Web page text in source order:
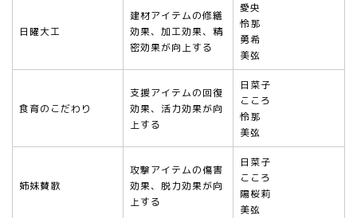
日曜大工
建材アイテムの修繕
効果、加工効果、精
密効果が向上する
愛央
怜那
勇希
美弦
食育のこだわり
支援アイテムの回復
効果、活力効果が向
上する
日菜子
こころ
怜那
美弦
姉妹賛歌
攻撃アイテムの傷害
効果、脱力効果が向
上する
日菜子
こころ
陽桜莉
美弦